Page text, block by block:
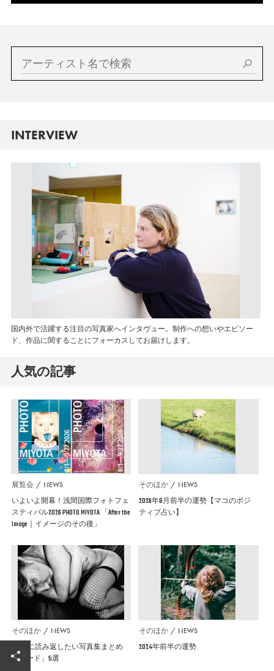
INTERVIEW
国内外で活躍する注目の写真家へインタヴュー。制作への想いやエピソー
ド、作品に関することにフォーカスしてお届けします。
人気の記事
展覧会 NEWS
いよいよ開幕！浅間国際フォトフェ
スティバル2026 PHOTO MIYOTA 「After the
Image｜イメージのその後」
そのほか NEWS
2026年8月前半の運勢【マコのポジ
ティブ占い】
そのほか NEWS
GW中に読み返したい写真集まとめ
「ヌード」5選
そのほか NEWS
2024年前半の運勢